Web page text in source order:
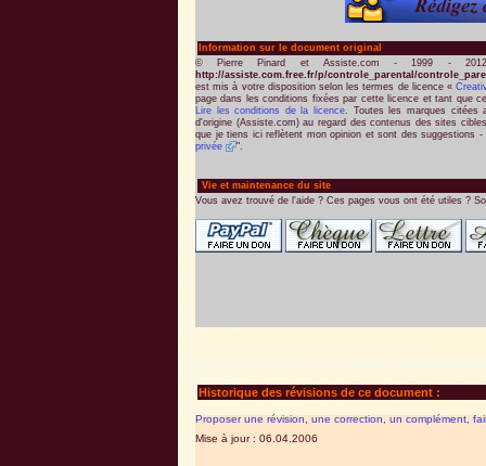
Information sur le document original
© Pierre Pinard et Assiste.com - 1999 -
http://assiste.com.free.fr/p/controle_parental/
est mis à votre disposition selon les termes de licence «
page dans les conditions fixées par cette licence et tant que
Lire les conditions de la licence. Toutes les marques citées
d'origine (Assiste.com) au regard des contenus des sites
que je tiens ici reflètent mon opinion et sont des suggestions
privée
".
Vie et maintenance du site
Vous avez trouvé de l'aide ? Ces pages vous ont été utiles ?
Historique des révisions de ce document :
Proposer une révision, une correction, un complément,
Mise à jour : 06.04.2006